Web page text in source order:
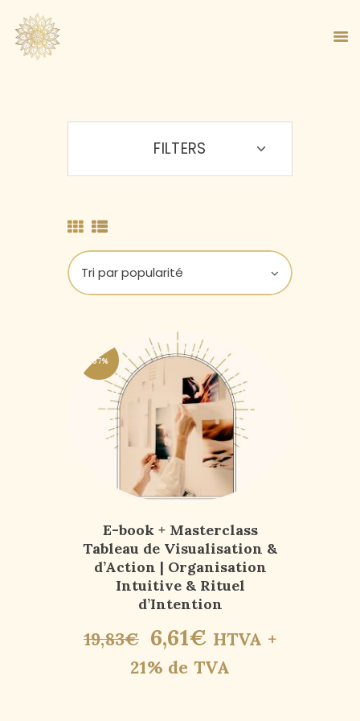
À PROPOS
BOUTIQUE
PANIER
-67%
E-book + Masterclass
Tableau de Visualisation &
d’Action | Organisation
Intuitive & Rituel
d’Intention
19,83€ 6,61€ HTVA +
21% de TVA
FILTERS